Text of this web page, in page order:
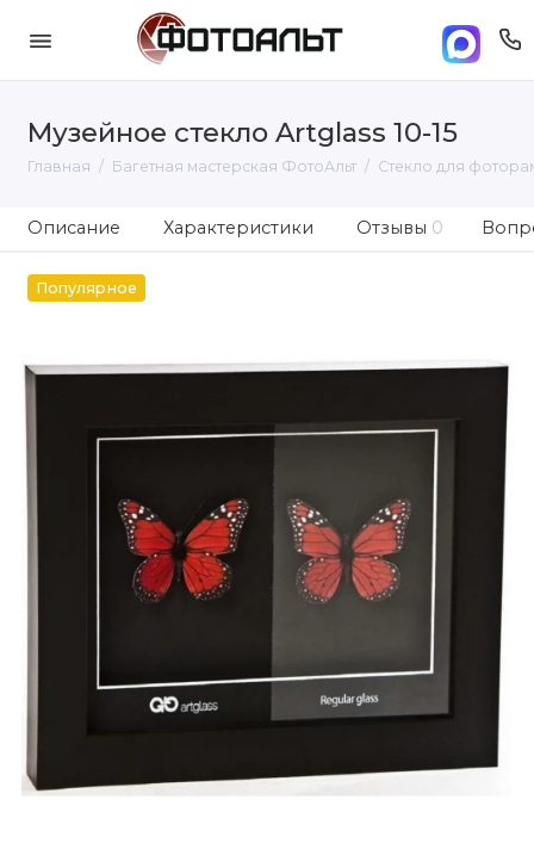
Музейное стекло Artglass 10-15
Главная Багетная мастерская ФотоАльт Стекло для
Описание Характеристики Отзывы 0
Популярное